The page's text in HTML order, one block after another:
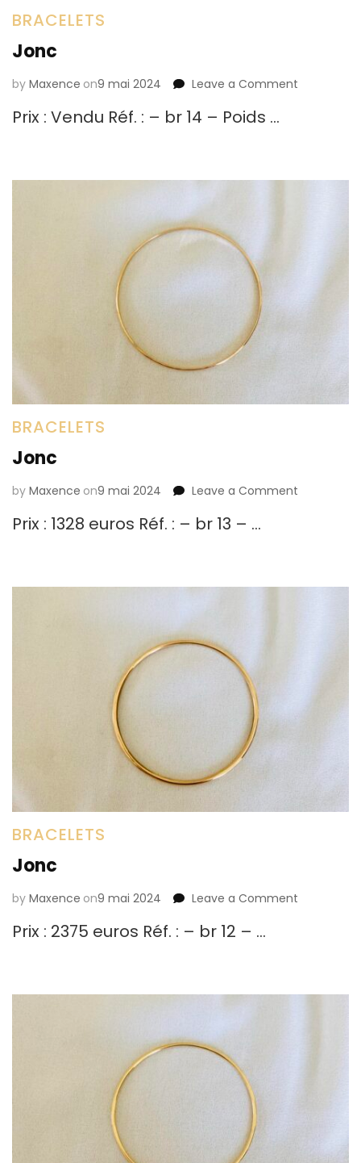
BRACELETS
Jonc
by Maxence on9 mai 2024 Leave a Comment
Prix : Vendu Réf. : – br 14 – Poids …
BRACELETS
Jonc
by Maxence on9 mai 2024 Leave a Comment
Prix : 1328 euros Réf. : – br 13 – …
BRACELETS
Jonc
by Maxence on9 mai 2024 Leave a Comment
Prix : 2375 euros Réf. : – br 12 – …